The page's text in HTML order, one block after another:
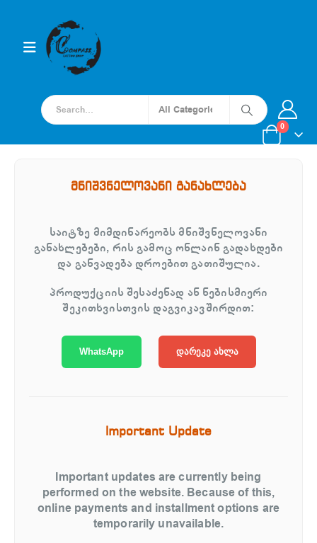
0
მნიშვნელოვანი განახლება
საიტზე მიმდინარეობს მნიშვნელოვანი
განახლებები, რის გამოც ონლაინ გადახდები
და განვადება დროებით გათიშულია.
პროდუქციის შესაძენად ან ნებისმიერი
შეკითხვისთვის დაგვიკავშირდით:
WhatsApp დარეკე ახლა
Important Update
Important updates are currently being
performed on the website. Because of this,
online payments and installment options are
temporarily unavailable.